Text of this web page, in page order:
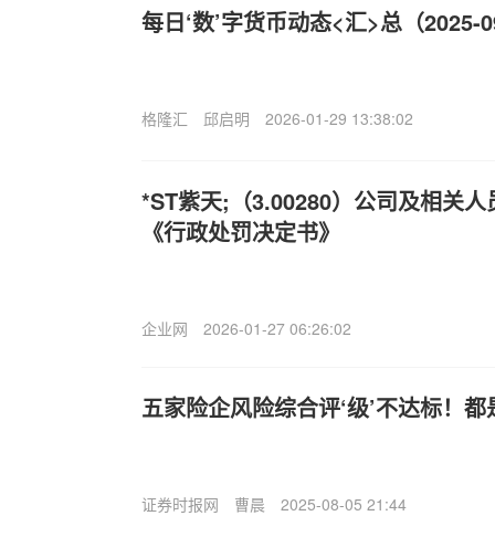
每日‘数’字货币动态<汇>总（2025-
格隆汇 邱启明 2026-01-29 13:38:02
*ST紫天;（3.00280）公司及相关
《行政处罚决定书》
企业网 2026-01-27 06:26:02
五家险企风险综合评‘级’不达标！
证券时报网 曹晨 2025-08-05 21:44